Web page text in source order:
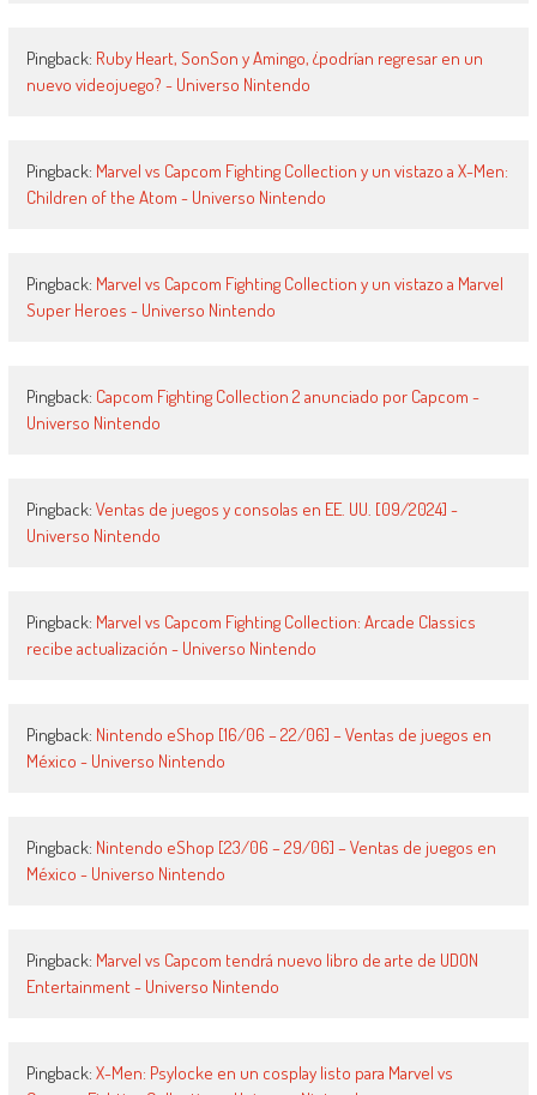
Pingback: Ruby Heart, SonSon y Amingo, ¿podrían regresar en un
nuevo videojuego? - Universo Nintendo
Pingback: Marvel vs Capcom Fighting Collection y un vistazo a X-Men:
Children of the Atom - Universo Nintendo
Pingback: Marvel vs Capcom Fighting Collection y un vistazo a Marvel
Super Heroes - Universo Nintendo
Pingback: Capcom Fighting Collection 2 anunciado por Capcom -
Universo Nintendo
Pingback: Ventas de juegos y consolas en EE. UU. [09/2024] -
Universo Nintendo
Pingback: Marvel vs Capcom Fighting Collection: Arcade Classics
recibe actualización - Universo Nintendo
Pingback: Nintendo eShop [16/06 – 22/06] – Ventas de juegos en
México - Universo Nintendo
Pingback: Nintendo eShop [23/06 – 29/06] – Ventas de juegos en
México - Universo Nintendo
Pingback: Marvel vs Capcom tendrá nuevo libro de arte de UDON
Entertainment - Universo Nintendo
Pingback: X-Men: Psylocke en un cosplay listo para Marvel vs